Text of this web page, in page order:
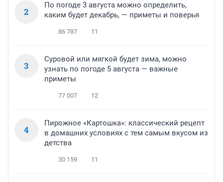
2
По погоде 3 августа можно определить,
каким будет декабрь, — приметы и поверья
86 787 11
3
Суровой или мягкой будет зима, можно
узнать по погоде 5 августа — важные
приметы
77 007 12
4
Пирожное «Картошка»: классический рецепт
в домашних условиях с тем самым вкусом из
детства
30 159 11